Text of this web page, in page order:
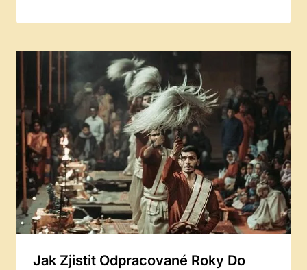
Jak Zjistit Odpracované Roky Do